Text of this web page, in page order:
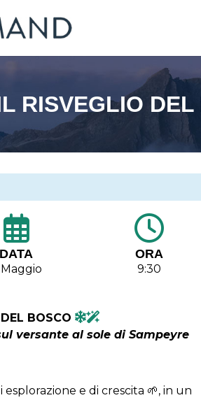
RISVEGLIO DEL
DATA ORA
9:30
DEL BOSCO
versante al sole di Sampeyre
esplorazione e di crescita 🌱, in un